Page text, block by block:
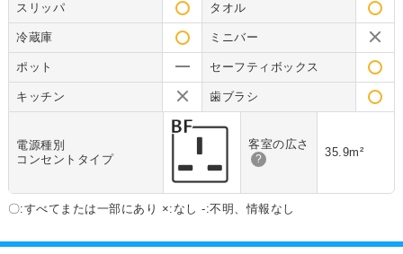
スリッパ タオル
冷蔵庫 ミニバー
ポット セーフティボックス
キッチン 歯ブラシ
電源種別
コンセントタイプ
客室の広さ
? 35.9m²
〇:すべてまたは一部にあり ×:なし -:不明、情報なし